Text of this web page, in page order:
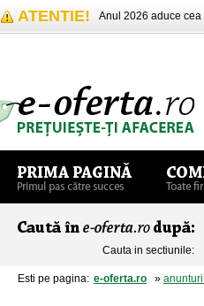
ATENTIE! Anul 2026 aduce
Cauta in sectiunile:
Esti pe pagina: e-oferta.ro »